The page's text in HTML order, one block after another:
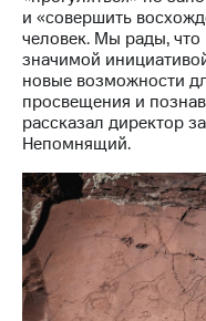
и «совершить
человек. Мы рады,
значимой
новые возможности
просвещения и
рассказал директор
Непомнящий.